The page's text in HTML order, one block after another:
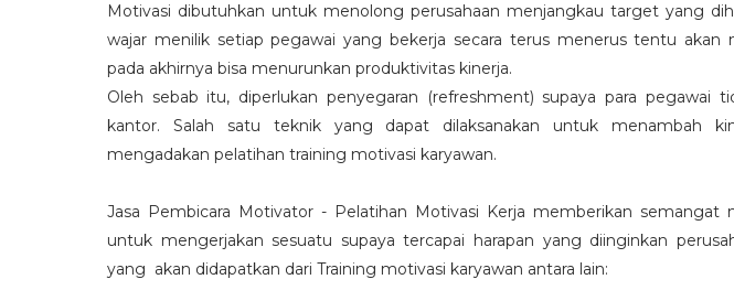
Motivasi dibutuhkan untuk menolong perusahaan menjangkau target yang
wajar menilik setiap pegawai yang bekerja secara terus menerus tentu akan
pada akhirnya bisa menurunkan produktivitas kinerja.
Oleh sebab itu, diperlukan penyegaran (refreshment) supaya para pegawai
kantor. Salah satu teknik yang dapat dilaksanakan untuk menambah
mengadakan pelatihan training motivasi karyawan.
Jasa Pembicara Motivator - Pelatihan Motivasi Kerja memberikan semangat
untuk mengerjakan sesuatu supaya tercapai harapan yang diinginkan
yang akan didapatkan dari Training motivasi karyawan antara lain: